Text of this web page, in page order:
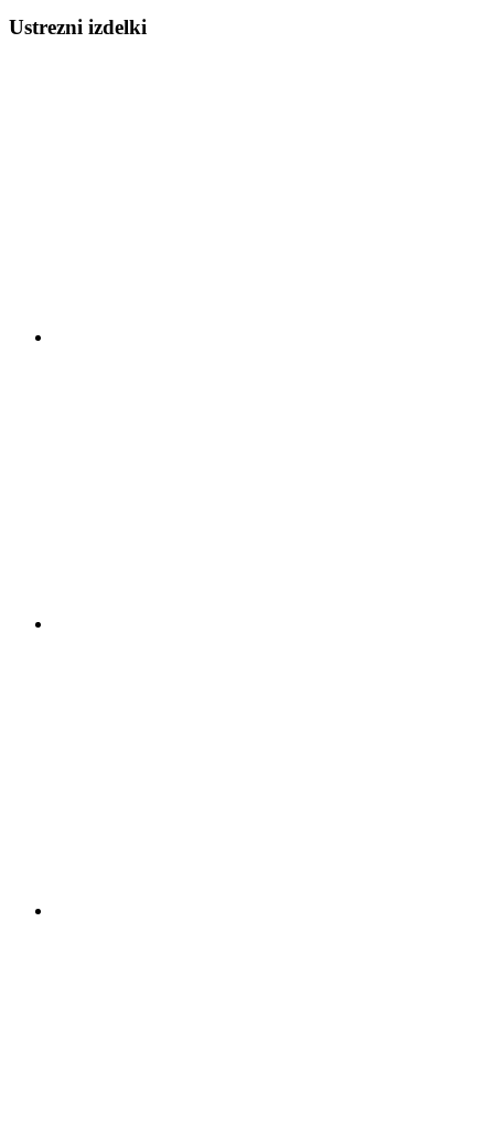
Ustrezni izdelki